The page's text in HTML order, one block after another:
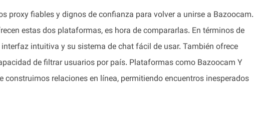
proxy fiables y dignos de confianza para volver a unirse a Bazoocam.
estas dos plataformas, es hora de compararlas. En términos de
intuitiva y su sistema de chat fácil de usar. También ofrece
de filtrar usuarios por país. Plataformas como Bazoocam Y
relaciones en línea, permitiendo encuentros inesperados